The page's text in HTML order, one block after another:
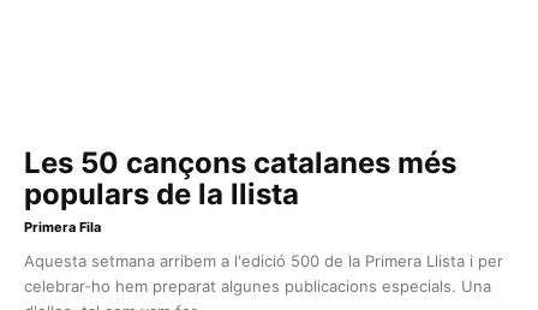
Les 50 cançons catalanes més
populars de la llista
Primera Fila
Aquesta setmana arribem a l'edició 500 de la Primera Llista i per
celebrar-ho hem preparat algunes publicacions especials. Una